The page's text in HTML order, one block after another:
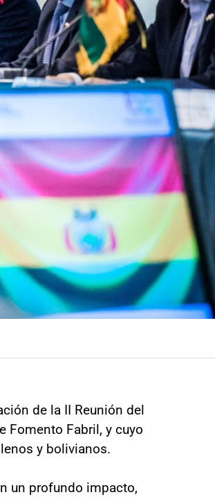
de la II Reunión del
Fomento Fabril, y cuyo
y bolivianos.
un profundo impacto,